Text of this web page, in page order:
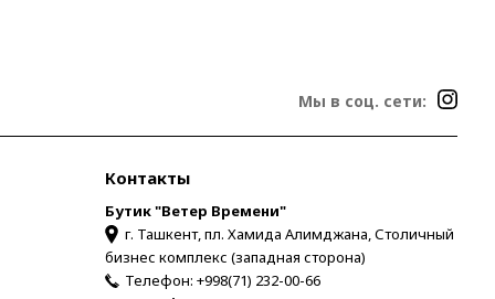
Мы в соц. сети:
Контакты
Бутик "Ветер Времени"
г. Ташкент, пл. Хамида Алимджана, Столичный
бизнес комплекс (западная сторона)
Телефон: +998(71) 232-00-66